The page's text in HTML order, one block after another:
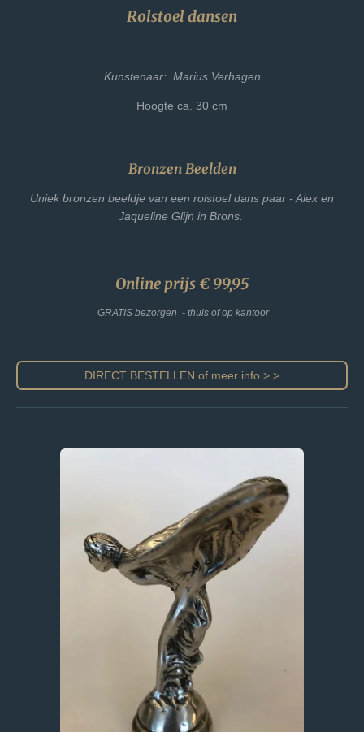
Rolstoel dansen
Kunstenaar: Marius Verhagen
Hoogte ca. 30 cm
Bronzen Beelden
Uniek bronzen beeldje van een rolstoel dans paar - Alex en
Jaqueline Glijn in Brons.
Online prijs € 99,95
GRATIS bezorgen - thuis of op kantoor
DIRECT BESTELLEN of meer info > >